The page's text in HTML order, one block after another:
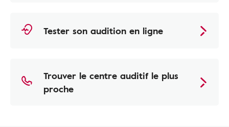
Tester son audition en ligne
Trouver le centre auditif le plus
proche